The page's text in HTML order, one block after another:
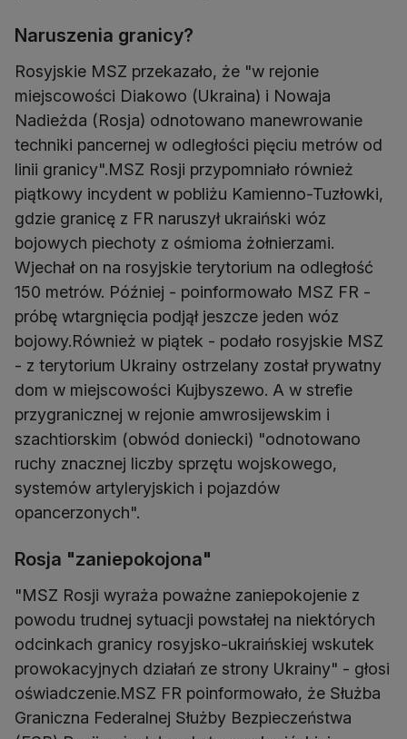
Naruszenia granicy?
Rosyjskie MSZ przekazało, że "w rejonie
miejscowości Diakowo (Ukraina) i Nowaja
Nadieżda (Rosja) odnotowano manewrowanie
techniki pancernej w odległości pięciu metrów od
linii granicy".MSZ Rosji przypomniało również
piątkowy incydent w pobliżu Kamienno-Tuzłowki,
gdzie granicę z FR naruszył ukraiński wóz
bojowych piechoty z ośmioma żołnierzami.
Wjechał on na rosyjskie terytorium na odległość
150 metrów. Później - poinformowało MSZ FR -
próbę wtargnięcia podjął jeszcze jeden wóz
bojowy.Również w piątek - podało rosyjskie MSZ
- z terytorium Ukrainy ostrzelany został prywatny
dom w miejscowości Kujbyszewo. A w strefie
przygranicznej w rejonie amwrosijewskim i
szachtiorskim (obwód doniecki) "odnotowano
ruchy znacznej liczby sprzętu wojskowego,
systemów artyleryjskich i pojazdów
opancerzonych".
Rosja "zaniepokojona"
"MSZ Rosji wyraża poważne zaniepokojenie z
powodu trudnej sytuacji powstałej na niektórych
odcinkach granicy rosyjsko-ukraińskiej wskutek
prowokacyjnych działań ze strony Ukrainy" - głosi
oświadczenie.MSZ FR poinformowało, że Służba
Graniczna Federalnej Służby Bezpieczeństwa